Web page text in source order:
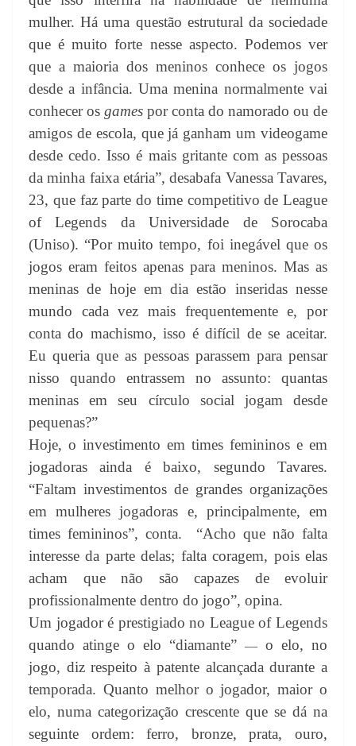
mulher. Há uma questão estrutural da sociedade
que é muito forte nesse aspecto. Podemos ver
que a maioria dos meninos conhece os jogos
desde a infância. Uma menina normalmente vai
conhecer os games por conta do namorado ou de
amigos de escola, que já ganham um videogame
desde cedo. Isso é mais gritante com as pessoas
da minha faixa etária”, desabafa Vanessa Tavares,
23, que faz parte do time competitivo de League
of Legends da Universidade de Sorocaba
(Uniso). “Por muito tempo, foi inegável que os
jogos eram feitos apenas para meninos. Mas as
meninas de hoje em dia estão inseridas nesse
mundo cada vez mais frequentemente e, por
conta do machismo, isso é difícil de se aceitar.
Eu queria que as pessoas parassem para pensar
nisso quando entrassem no assunto: quantas
meninas em seu círculo social jogam desde
pequenas?”
Hoje, o investimento em times femininos e em
jogadoras ainda é baixo, segundo Tavares.
“Faltam investimentos de grandes organizações
em mulheres jogadoras e, principalmente, em
times femininos”, conta.
“Acho que não falta
interesse da parte delas; falta coragem, pois elas
acham que não são capazes de evoluir
profissionalmente dentro do jogo”, opina.
Um jogador é prestigiado no League of Legends
quando atinge o elo “diamante” — o elo, no
jogo, diz respeito à patente alcançada durante a
temporada. Quanto melhor o jogador, maior o
elo, numa categorização crescente que se dá na
seguinte ordem: ferro, bronze, prata, ouro,